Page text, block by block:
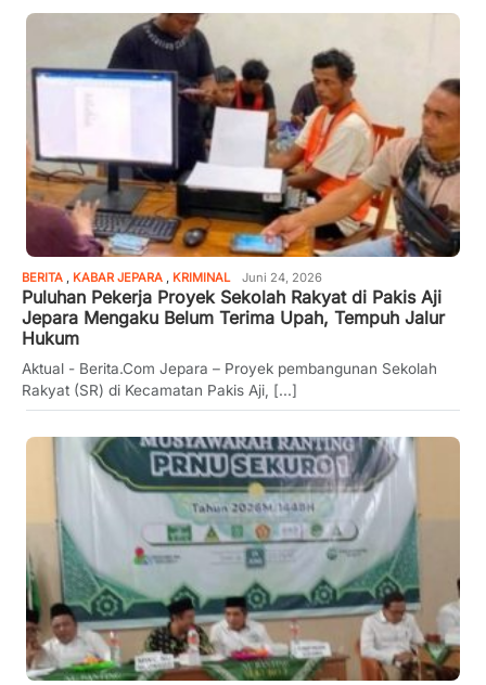
BERITA , KABAR JEPARA , KRIMINAL Juni 24, 2026
Puluhan Pekerja Proyek Sekolah Rakyat di Pakis Aji
Jepara Mengaku Belum Terima Upah, Tempuh Jalur
Hukum
Aktual - Berita.Com Jepara – Proyek pembangunan Sekolah
Rakyat (SR) di Kecamatan Pakis Aji, [...]